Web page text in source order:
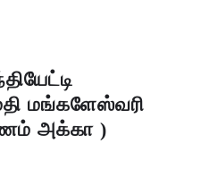
மங்களேஸ்வரி
அக்கா )